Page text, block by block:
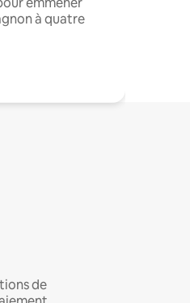
à quatre
de